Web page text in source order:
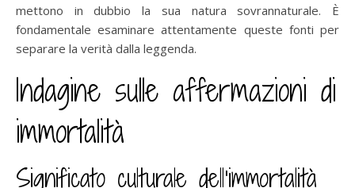
mettono in dubbio la sua natura sovrannaturale. È
fondamentale esaminare attentamente queste fonti per
separare la verità dalla leggenda.
Indagine sulle affermazioni di
immortalità
Significato culturale dell’immortalità